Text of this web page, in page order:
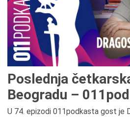
Poslednja
Beogradu –
U 74. epizodi 011podkasta gost je